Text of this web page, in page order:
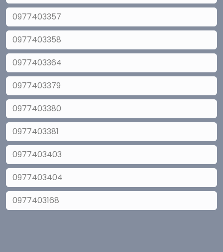
0977403357
0977403358
0977403364
0977403379
0977403380
0977403381
0977403403
0977403404
0977403168